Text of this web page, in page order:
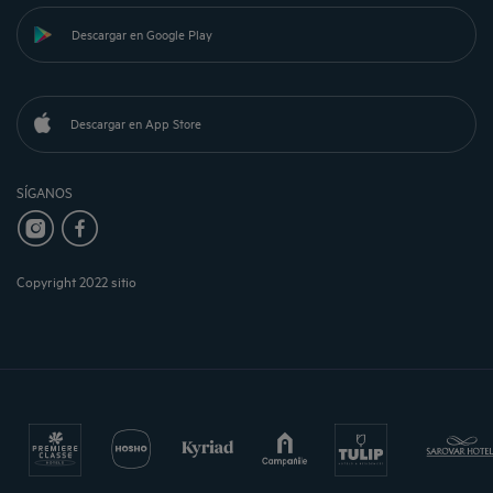
Descargar en Google Play
Descargar en App Store
SÍGANOS
Copyright 2022 sitio